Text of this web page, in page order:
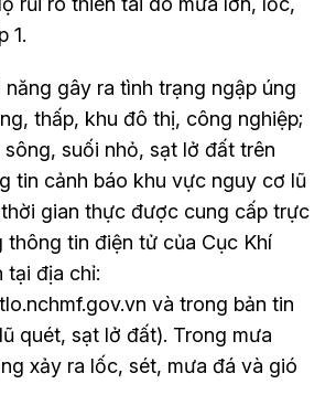
1.
gây ra tình trạng ngập úng
thấp, khu đô thị, công nghiệp;
suối nhỏ, sạt lở đất trên
tin cảnh báo khu vực nguy cơ lũ
gian thực được cung cấp trực
thông tin điện tử của Cục Khí
tại địa chỉ:
và trong bản tin
quét, sạt lở đất). Trong mưa
xảy ra lốc, sét, mưa đá và gió